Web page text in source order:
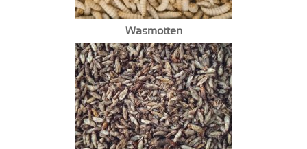
Wasmotten